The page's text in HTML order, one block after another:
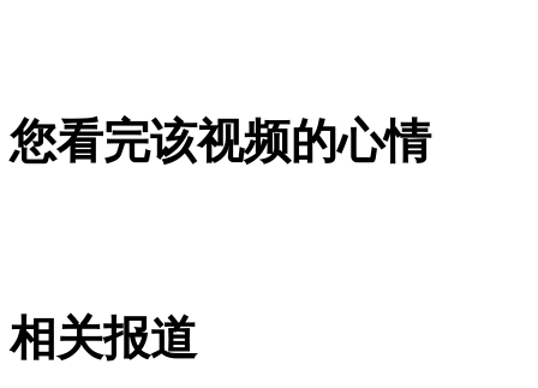
习近平和培尼亚共同出席中墨企业家会议
李克强会见美国客人
您看完该视频的心情
相关报道